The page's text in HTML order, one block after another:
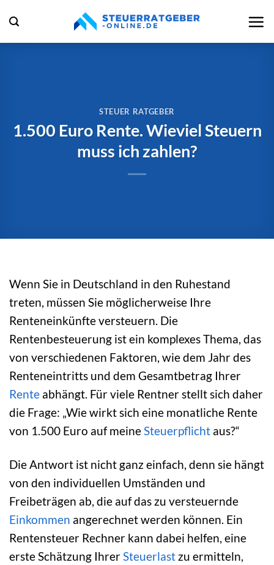
Inhalt
springen
STEUER RATGEBER
1.500 Euro Rente. Wieviel Steuern
muss ich zahlen?
Wenn Sie in Deutschland in den Ruhestand
treten, müssen Sie möglicherweise Ihre
Renteneinkünfte versteuern. Die
Rentenbesteuerung ist ein komplexes Thema, das
von verschiedenen Faktoren, wie dem Jahr des
Renteneintritts und dem Gesamtbetrag Ihrer
Rente abhängt. Für viele Rentner stellt sich daher
die Frage: „Wie wirkt sich eine monatliche Rente
von 1.500 Euro auf meineSteuerpflicht aus?“
Die Antwort ist nicht ganz einfach, denn sie hängt
von den individuellen Umständen und
Freibeträgen ab, die auf das zu versteuernde
Einkommen angerechnet werden können. Ein
Rentensteuer Rechner kann dabei helfen, eine
erste Schätzung IhrerSteuerlast zu ermitteln,